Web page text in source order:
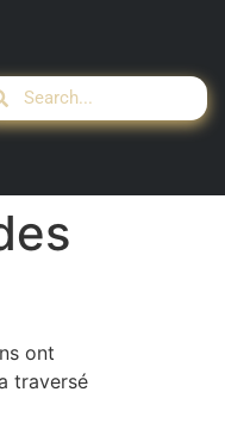
ont
traversé